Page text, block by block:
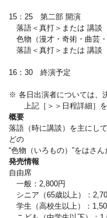
15：25 第二部 開演
落語＜真打＞または 講談
色物（漫才・奇術・曲芸・
落語＜真打＞または 講談
16：30 終演予定
※ 各日出演者については、
上記［＞＞日程詳細］を
概要
落語（時に講談）を主にし
どの
“色物（いろもの）”をはさ
発売情報
自由席
一般：2,800円
シニア（65歳以上）：
学生（高校生以上）：